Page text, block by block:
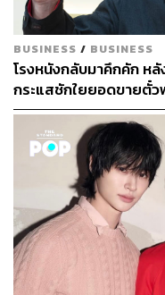
BUSINESS / BUSINESS
โรงหนังกลับมาคึกคัก ห
กระแสชักใยยอดขายตั๋
ดอลลาร์